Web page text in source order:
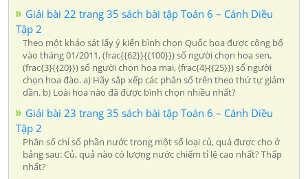
Giải bài 22 trang 35 sách bài tập Toán 6 – Cánh Diều
Tập 2
Theo một khảo sát lấy ý kiến bình chọn Quốc hoa được công bố
vào tháng 01/2011, (frac{{62}}{{100}}) số người chọn hoa sen,
(frac{3}{{20}}) số người chọn hoa mai, (frac{4}{{25}}) số người
chọn hoa đào. a) Hãy sắp xếp các phân số trên theo thứ tự giảm
dần. b) Loài hoa nào đã được bình chọn nhiều nhất?
Giải bài 23 trang 35 sách bài tập Toán 6 – Cánh Diều
Tập 2
Phân số chỉ số phần nước trong một số loại củ, quả được cho ở
bảng sau: Củ, quả nào có lượng nước chiếm tỉ lệ cao nhất? Thấp
nhất?